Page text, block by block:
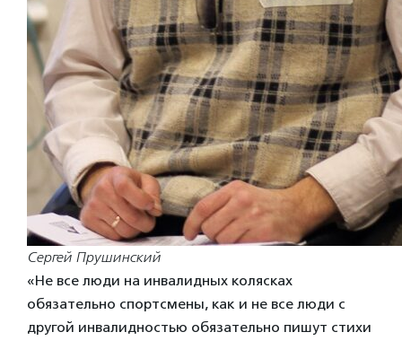
Сергей Прушинский
«Не все люди на инвалидных колясках
обязательно спортсмены, как и не все люди с
другой инвалидностью обязательно пишут стихи